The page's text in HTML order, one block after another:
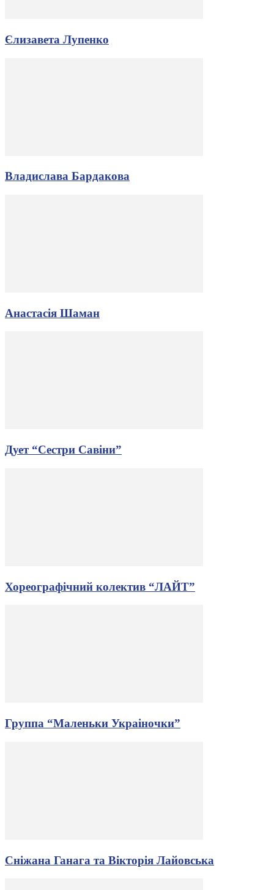
Єлизавета Лупенко
Владислава Бардакова
Анастасія Шаман
Дует “Сестри Савіни”
Хореографічний колектив “ЛАЙТ”
Группа “Маленьки Украіночки”
Сніжана Ганага та Вікторія Лайовська